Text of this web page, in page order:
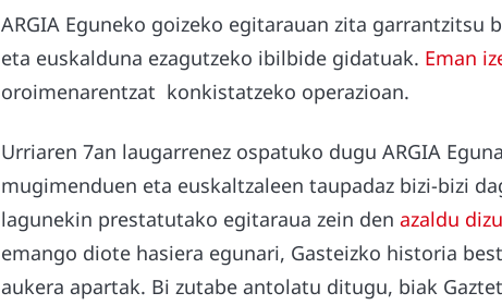
ARGIA Eguneko goizeko egitarauan zita garrantzitsu
eta euskalduna ezagutzeko ibilbide gidatuak. Eman
oroimenarentzat konkistatzeko operazioan.
Urriaren 7an laugarrenez ospatuko dugu ARGIA
mugimenduen eta euskaltzaleen taupadaz bizi-bizi
lagunekin prestatutako egitaraua zein den azaldu
emango diote hasiera egunari, Gasteizko historia
aukera apartak. Bi zutabe antolatu ditugu, biak